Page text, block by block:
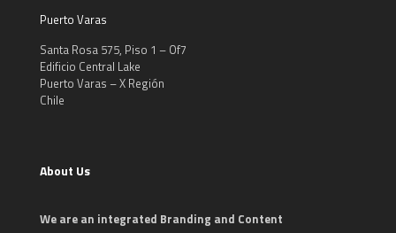
Puerto Varas
Santa Rosa 575, Piso 1 – Of7
Edificio Central Lake
Puerto Varas – X Región
Chile
About Us
We are an integrated Branding and Content